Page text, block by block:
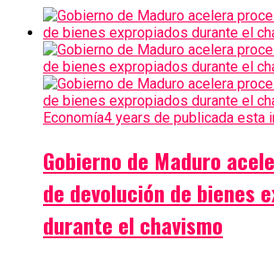
Economía4 years de publicada esta
Gobierno de Maduro
de devolución de bienes
durante el chavismo